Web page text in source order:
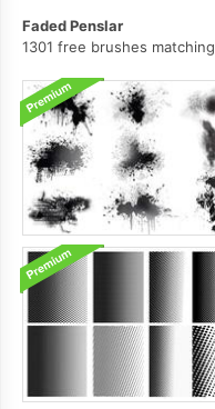
Faded Penslar
1301 free brushes matching